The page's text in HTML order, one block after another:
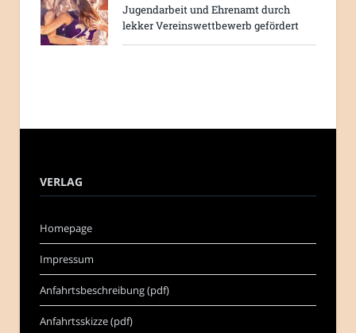
Jugendarbeit und Ehrenamt durch
lekker Vereinswettbewerb gefördert
VERLAG
Homepage
Impressum
Anfahrtsbeschreibung (pdf)
Anfahrtsskizze (pdf)